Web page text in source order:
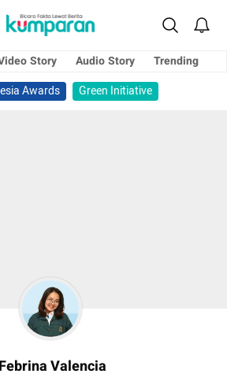
Story Audio Story
Trending
Awards
Green Initiative
Febrina Valencia